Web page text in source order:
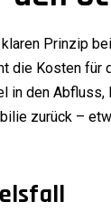
Prinzip
die Kosten
in den
zurück –